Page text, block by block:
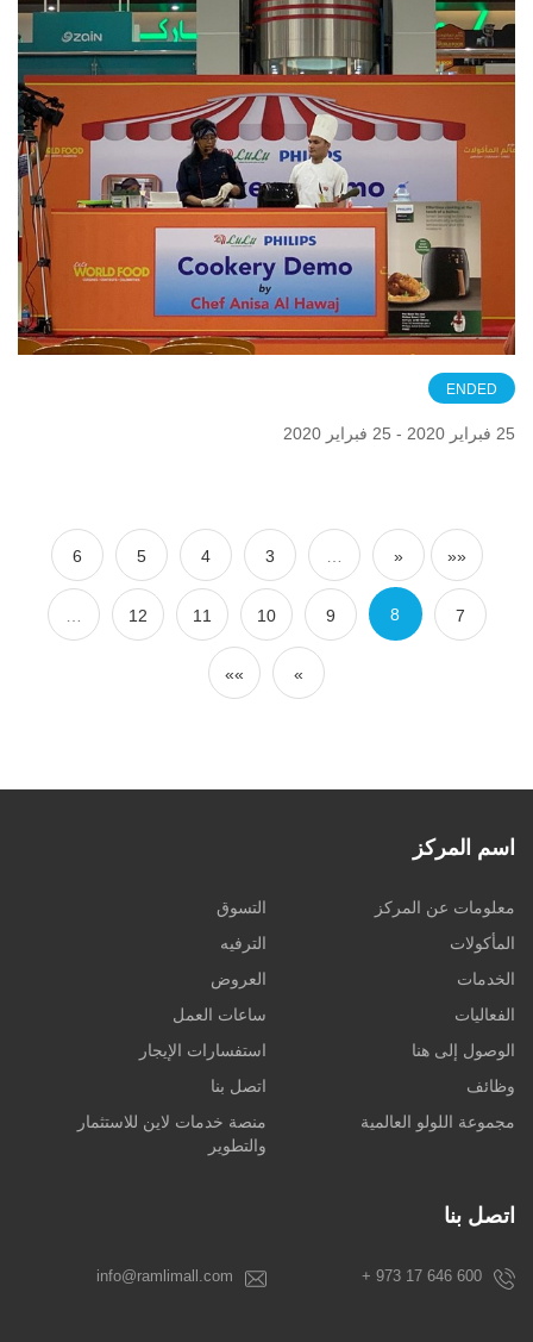
ENDED
25 فبراير 2020 - 25 فبراير 2020
««
«
3
4
5
6
7
8
9
10
11
12
»
»»
اسم المركز
معلومات عن المركز
التسوق
المأكولات
الترفيه
الخدمات
العروض
الفعاليات
ساعات العمل
الوصول إلى هنا
استفسارات الإيجار
وظائف
اتصل بنا
مجموعة اللولو العالمية
منصة خدمات لاين للاستثمار
والتطوير
اتصل بنا
+ 973 17 646 600
info@ramlimall.com